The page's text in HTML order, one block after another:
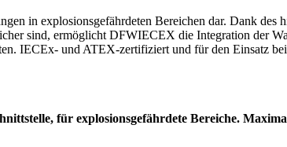
in explosionsgefährdeten Bereichen dar. Dank des
sind, ermöglicht DFWIECEX die Integration der
IECEx- und ATEX-zertifiziert und für den Einsatz
für explosionsgefährdete Bereiche.